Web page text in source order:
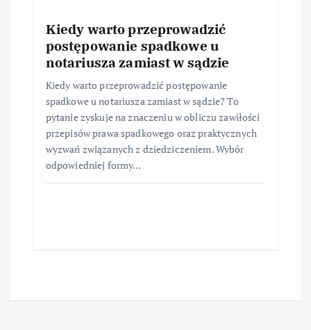
Kiedy warto przeprowadzić
postępowanie spadkowe u
notariusza zamiast w sądzie
Kiedy warto przeprowadzić postępowanie
spadkowe u notariusza zamiast w sądzie? To
pytanie zyskuje na znaczeniu w obliczu zawiłości
przepisów prawa spadkowego oraz praktycznych
wyzwań związanych z dziedziczeniem. Wybór
odpowiedniej formy…